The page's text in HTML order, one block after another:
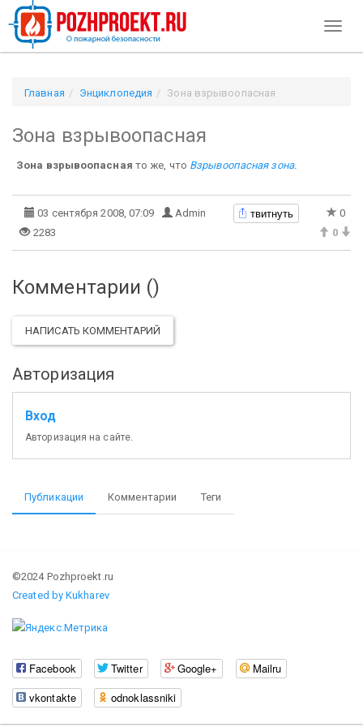
Главная Энциклопедия Зона взрывоопасная
Зона взрывоопасная
Зона взрывоопасная то же, что Взрывоопасная зона.
03 сентября 2008, 07:09 Admin твитнуть
0
2283
0
Комментарии ()
НАПИСАТЬ КОММЕНТАРИЙ
Авторизация
Вход
Авторизация на сайте.
Публикации Комментарии Теги
©2024 Pozhproekt.ru
Created by Kukharev
Facebook Twitter Google+
Mailru
vkontakte
odnoklassniki